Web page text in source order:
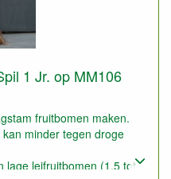
1 Jr. op MM106
fruitbomen maken.
minder tegen droge
lage leifruitbomen (1,5 tot